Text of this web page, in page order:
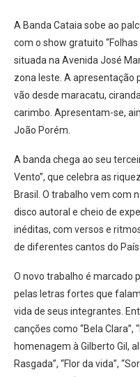
A Banda Cataia sobe ao
com o show gratuito
situada na Avenida José
zona leste. A apresentação
vão desde maracatu,
carimbo. Apresentam-se,
João Porém.
A banda chega ao seu
Vento”, que celebra as
Brasil. O trabalho vem com
disco autoral e cheio de
inéditas, com versos e
de diferentes cantos do País.
O novo trabalho é marcado
pelas letras fortes que
vida de seus integrantes.
canções como “Bela Clara”,
homenagem à Gilberto Gil,
Rasgada”, “Flor da vida”,